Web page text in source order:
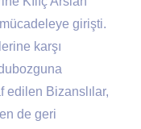
girişti.
karşı
edilen Bizanslılar,
de geri